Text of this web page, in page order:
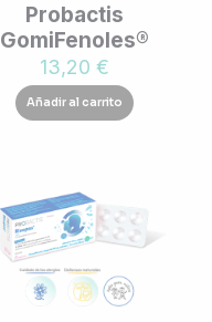
Probactis
GomiFenoles®
13,20 €
Añadir al carrito